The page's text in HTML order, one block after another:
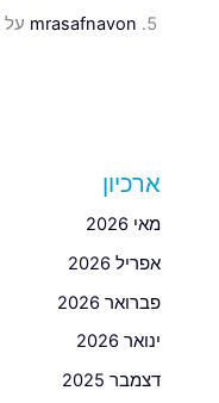
mrasafnavon על
ארכיון
מאי 2026
אפריל 2026
פברואר 2026
ינואר 2026
דצמבר 2025